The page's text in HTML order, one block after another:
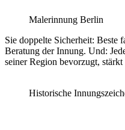
Malerinnung Berlin
Sie doppelte Sicherheit:
Beratung der Innung. Und:
seiner Region bevorzugt,
Historische